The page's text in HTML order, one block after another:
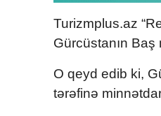
Turizmplus.az
Gürcüstanın
O qeyd edib ki,
tərəfinə